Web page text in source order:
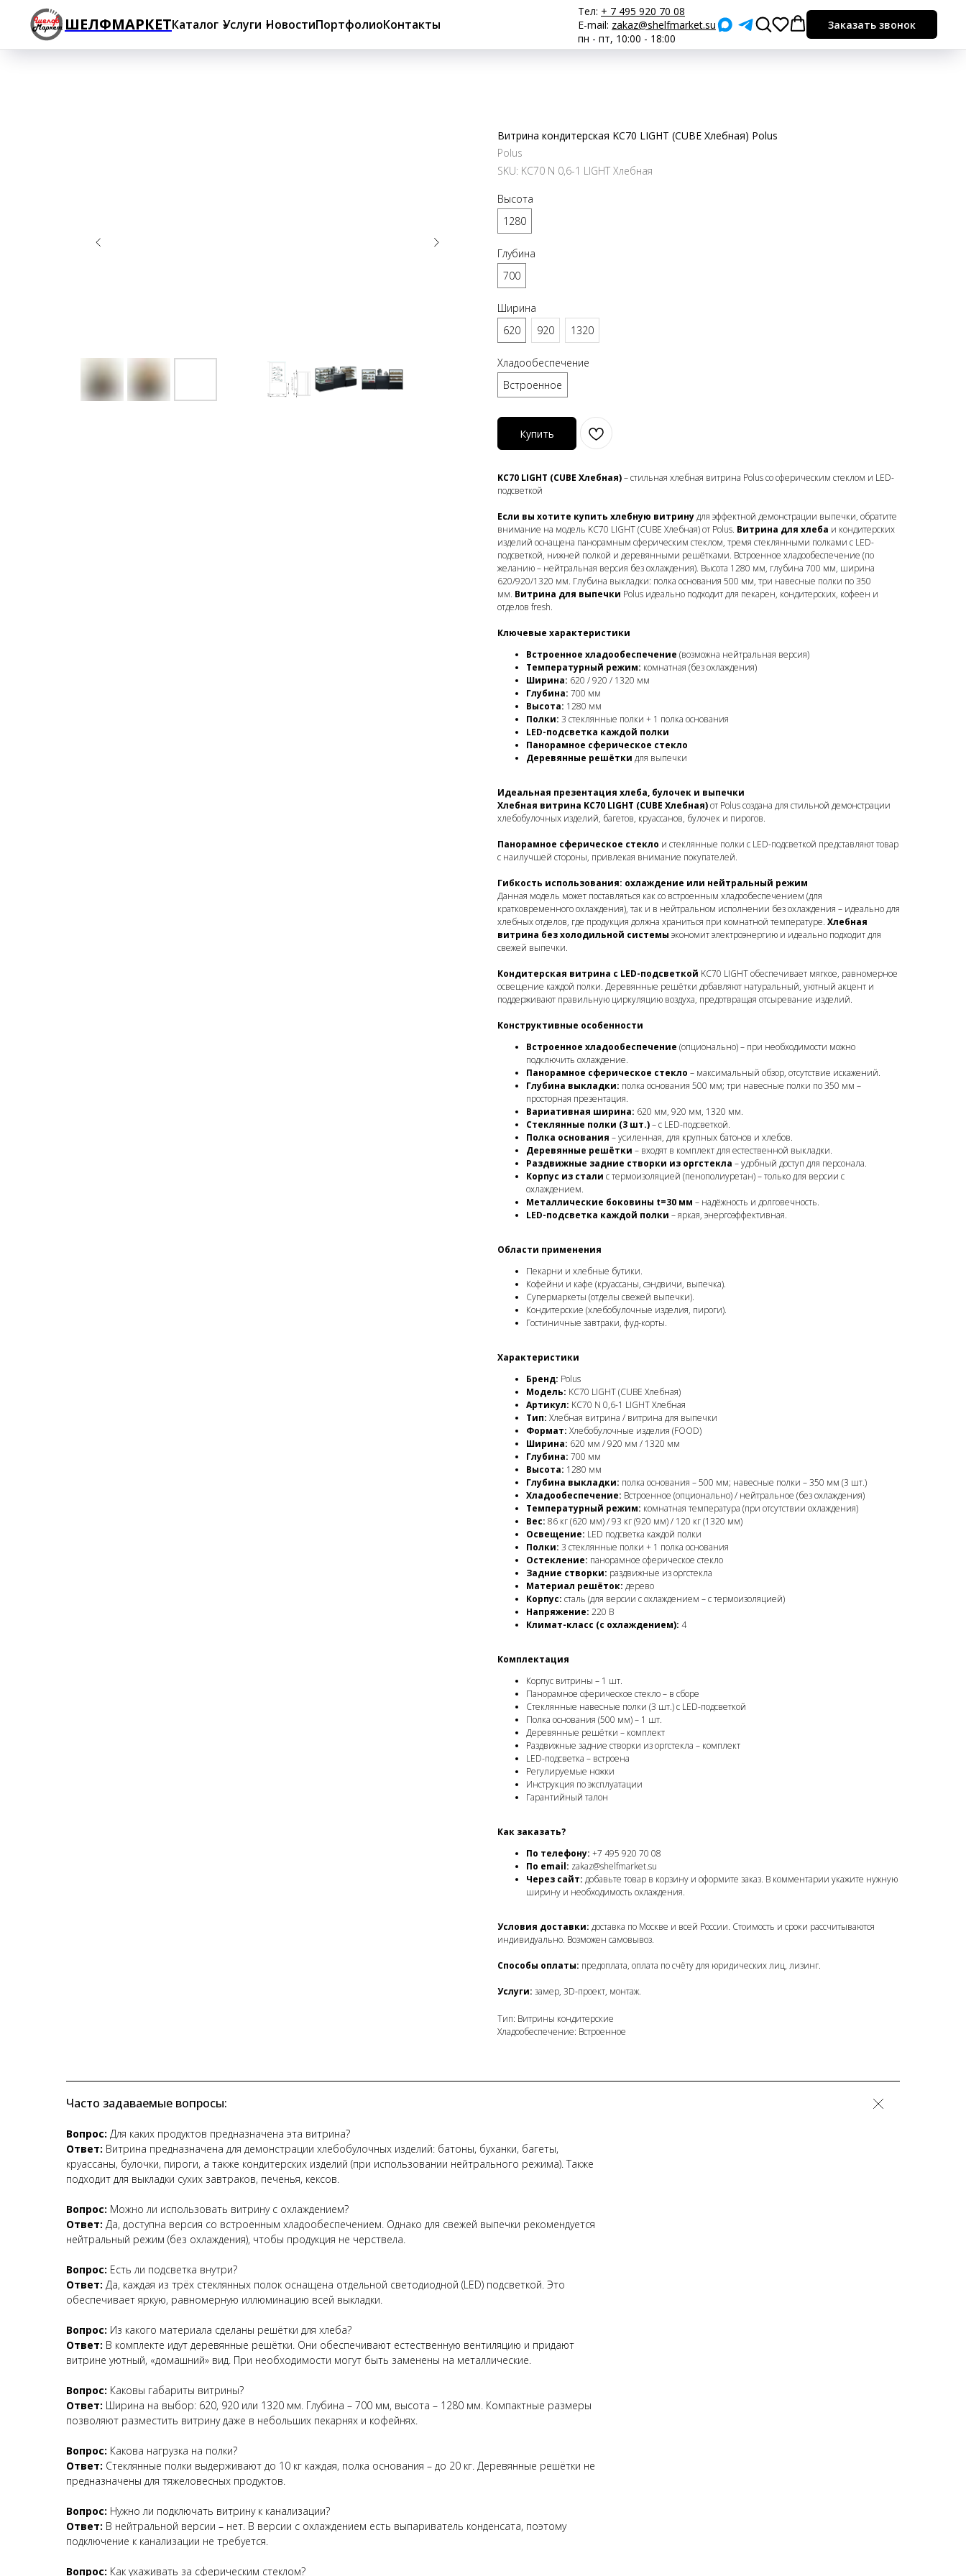
ШЕЛФМАРКЕТКаталог Услуги НовостиПортфолиоКонтакты
Тел: + 7 495 920 70 08
E-mail: zakaz@shelfmarket.su
пн - пт, 10:00 - 18:00
Заказать звонок
Витрина кондитерская KC70 LIGHT (CUBE Хлебная) Polus
Polus
SKU: KC70 N 0,6-1 LIGHT Хлебная
Высота
1280
Глубина
700
Ширина
620
920 1320
Хладообеспечение
Встроенное
Купить
KC70 LIGHT (CUBE Хлебная)– стильная хлебная витрина Polus со сферическим стеклом и LED-
подсветкой
Если вы хотите купить хлебную витринудля эффектной демонстрации выпечки, обратите
внимание на модель KC70 LIGHT (CUBE Хлебная) от Polus. Витрина для хлеба и кондитерских
изделий оснащена панорамным сферическим стеклом, тремя стеклянными полками с LED-
подсветкой, нижней полкой и деревянными решётками. Встроенное хладообеспечение (по
желанию – нейтральная версия без охлаждения). Высота 1280 мм, глубина 700 мм, ширина
620/920/1320 мм. Глубина выкладки: полка основания 500 мм, три навесные полки по 350
мм. Витрина для выпечки Polus идеально подходит для пекарен, кондитерских, кофеен и
отделов fresh.
Ключевые характеристики
Встроенное хладообеспечение (возможна нейтральная версия)
Температурный режим: комнатная (без охлаждения)
Ширина: 620 / 920 / 1320 мм
Глубина: 700 мм
Высота: 1280 мм
Полки: 3 стеклянные полки + 1 полка основания
LED-подсветка каждой полки
Панорамное сферическое стекло
Деревянные решётки для выпечки
Идеальная презентация хлеба, булочек и выпечки
Хлебная витрина KC70 LIGHT (CUBE Хлебная)от Polus создана для стильной демонстрации
хлебобулочных изделий, багетов, круассанов, булочек и пирогов.
Панорамное сферическое стекло и стеклянные полки с LED-подсветкой представляют товар
с наилучшей стороны, привлекая внимание покупателей.
Гибкость использования: охлаждение или нейтральный режим
Данная модель может поставляться как со встроенным хладообеспечением (для
кратковременного охлаждения), так и в нейтральном исполнении без охлаждения – идеально для
хлебных отделов, где продукция должна храниться при комнатной температуре. Хлебная
витрина без холодильной системы экономит электроэнергию и идеально подходит для
свежей выпечки.
Кондитерская витрина с LED-подсветкой KC70 LIGHT обеспечивает мягкое, равномерное
освещение каждой полки. Деревянные решётки добавляют натуральный, уютный акцент и
поддерживают правильную циркуляцию воздуха, предотвращая отсыревание изделий.
Конструктивные особенности
Встроенное хладообеспечение (опционально) – при необходимости можно
подключить охлаждение.
Панорамное сферическое стекло – максимальный обзор, отсутствие искажений.
Глубина выкладки: полка основания 500 мм; три навесные полки по 350 мм –
просторная презентация.
Вариативная ширина: 620 мм, 920 мм, 1320 мм.
Стеклянные полки (3 шт.)– с LED-подсветкой.
Полка основания – усиленная, для крупных батонов и хлебов.
Деревянные решётки – входят в комплект для естественной выкладки.
Раздвижные задние створки из оргстекла – удобный доступ для персонала.
Корпус из стали с термоизоляцией (пенополиуретан) – только для версии с
охлаждением.
Металлические боковины t=30 мм – надёжность и долговечность.
LED-подсветка каждой полки – яркая, энергоэффективная.
Области применения
Пекарни и хлебные бутики.
Кофейни и кафе (круассаны, сэндвичи, выпечка).
Супермаркеты (отделы свежей выпечки).
Кондитерские (хлебобулочные изделия, пироги).
Гостиничные завтраки, фуд-корты.
Характеристики
Бренд: Polus
Модель: KC70 LIGHT (CUBE Хлебная)
Артикул: KC70 N 0,6-1 LIGHT Хлебная
Тип: Хлебная витрина / витрина для выпечки
Формат: Хлебобулочные изделия (FOOD)
Ширина: 620 мм / 920 мм / 1320 мм
Глубина: 700 мм
Высота: 1280 мм
Глубина выкладки: полка основания – 500 мм; навесные полки – 350 мм (3 шт.)
Хладообеспечение: Встроенное (опционально) / нейтральное (без охлаждения)
Температурный режим: комнатная температура (при отсутствии охлаждения)
Вес: 86 кг (620 мм) / 93 кг (920 мм) / 120 кг (1320 мм)
Освещение: LED подсветка каждой полки
Полки: 3 стеклянные полки + 1 полка основания
Остекление: панорамное сферическое стекло
Задние створки: раздвижные из оргстекла
Материал решёток: дерево
Корпус: сталь (для версии с охлаждением – с термоизоляцией)
Напряжение: 220 В
Климат-класс (с охлаждением): 4
Комплектация
Корпус витрины – 1 шт.
Панорамное сферическое стекло – в сборе
Стеклянные навесные полки (3 шт.) с LED-подсветкой
Полка основания (500 мм) – 1 шт.
Деревянные решётки – комплект
Раздвижные задние створки из оргстекла – комплект
LED-подсветка – встроена
Регулируемые ножки
Инструкция по эксплуатации
Гарантийный талон
Как заказать?
По телефону: +7 495 920 70 08
По email: zakaz@shelfmarket.su
Через сайт: добавьте товар в корзину и оформите заказ. В комментарии укажите нужную
ширину и необходимость охлаждения.
Условия доставки: доставка по Москве и всей России. Стоимость и сроки рассчитываются
индивидуально. Возможен самовывоз.
Способы оплаты: предоплата, оплата по счёту для юридических лиц, лизинг.
Услуги: замер, 3D-проект, монтаж.
Тип: Витрины кондитерские
Хладообеспечение: Встроенное
Часто задаваемые вопросы:
Вопрос: Для каких продуктов предназначена эта витрина?
Ответ: Витрина предназначена для демонстрации хлебобулочных изделий: батоны, буханки, багеты,
круассаны, булочки, пироги, а также кондитерских изделий (при использовании нейтрального режима). Также
подходит для выкладки сухих завтраков, печенья, кексов.
Вопрос: Можно ли использовать витрину с охлаждением?
Ответ: Да, доступна версия со встроенным хладообеспечением. Однако для свежей выпечки рекомендуется
нейтральный режим (без охлаждения), чтобы продукция не черствела.
Вопрос: Есть ли подсветка внутри?
Ответ: Да, каждая из трёх стеклянных полок оснащена отдельной светодиодной (LED) подсветкой. Это
обеспечивает яркую, равномерную иллюминацию всей выкладки.
Вопрос: Из какого материала сделаны решётки для хлеба?
Ответ: В комплекте идут деревянные решётки. Они обеспечивают естественную вентиляцию и придают
витрине уютный, «домашний» вид. При необходимости могут быть заменены на металлические.
Вопрос: Каковы габариты витрины?
Ответ: Ширина на выбор: 620, 920 или 1320 мм. Глубина – 700 мм, высота – 1280 мм. Компактные размеры
позволяют разместить витрину даже в небольших пекарнях и кофейнях.
Вопрос: Какова нагрузка на полки?
Ответ: Стеклянные полки выдерживают до 10 кг каждая, полка основания – до 20 кг. Деревянные решётки не
предназначены для тяжеловесных продуктов.
Вопрос: Нужно ли подключать витрину к канализации?
Ответ: В нейтральной версии – нет. В версии с охлаждением есть выпариватель конденсата, поэтому
подключение к канализации не требуется.
Вопрос: Как ухаживать за сферическим стеклом?